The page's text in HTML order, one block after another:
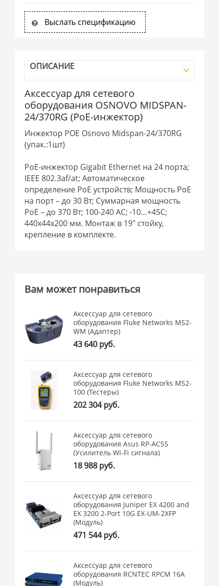
Выслать спецификацию
ОПИСАНИЕ
Аксессуар для сетевого
оборудования OSNOVO MIDSPAN-
24/370RG (PoE-инжектор)
Инжектор POE Osnovo Midspan-24/370RG
(упак.:1шт)
PoE-инжектор Gigabit Ethernet на 24 порта;
IEEE 802.3af/at; Автоматическое
определение PoE устройств; Мощность PoE
на порт – до 30 Вт; Суммарная мощность
PoE – до 370 Вт; 100-240 AC; -10…+45C;
440x44x200 мм. Монтаж в 19″ стойку,
крепление в комплекте.
Вам может понравиться
Аксессуар для сетевого
оборудования Fluke Networks MS2-
WM (Адаптер)
43 640 руб.
Аксессуар для сетевого
оборудования Fluke Networks MS2-
100 (Тестеры)
202 304 руб.
Аксессуар для сетевого
оборудования Asus RP-AC55
(Усилитель Wi-Fi сигнала)
18 988 руб.
Аксессуар для сетевого
оборудования Juniper EX 4200 and
EX 3200 2-Port 10G EX-UM-2XFP
(Модуль)
471 544 руб.
Аксессуар для сетевого
оборудования RCNTEC RPCM 16A
(Модуль)